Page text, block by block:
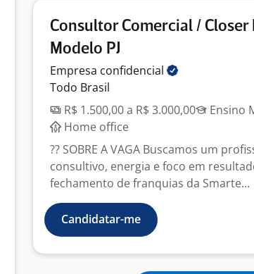
Consultor Comercial /
Modelo PJ
Empresa confidencial
Todo Brasil
R$ 1.500,00 a R$ 3.000,00
Ensino
Home office
?? SOBRE A VAGA Buscamos um
consultivo, energia e foco em
fechamento de franquias da Smarte...
Candidatar-me